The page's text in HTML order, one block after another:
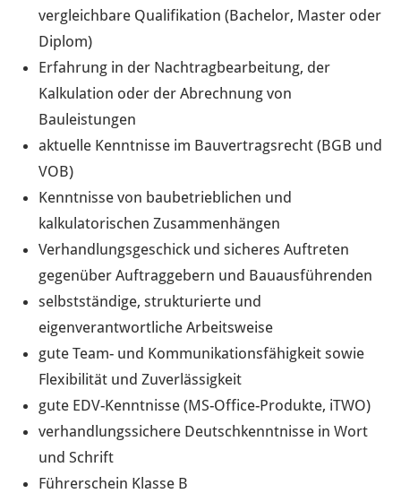
vergleichbare Qualifikation (Bachelor, Master oder
Diplom)
Erfahrung in der Nachtragbearbeitung, der
Kalkulation oder der Abrechnung von
Bauleistungen
aktuelle Kenntnisse im Bauvertragsrecht (BGB und
VOB)
Kenntnisse von baubetrieblichen und
kalkulatorischen Zusammenhängen
Verhandlungsgeschick und sicheres Auftreten
gegenüber Auftraggebern und Bauausführenden
selbstständige, strukturierte und
eigenverantwortliche Arbeitsweise
gute Team- und Kommunikationsfähigkeit sowie
Flexibilität und Zuverlässigkeit
gute EDV-Kenntnisse (MS-Office-Produkte, iTWO)
verhandlungssichere Deutschkenntnisse in Wort
und Schrift
Führerschein Klasse B